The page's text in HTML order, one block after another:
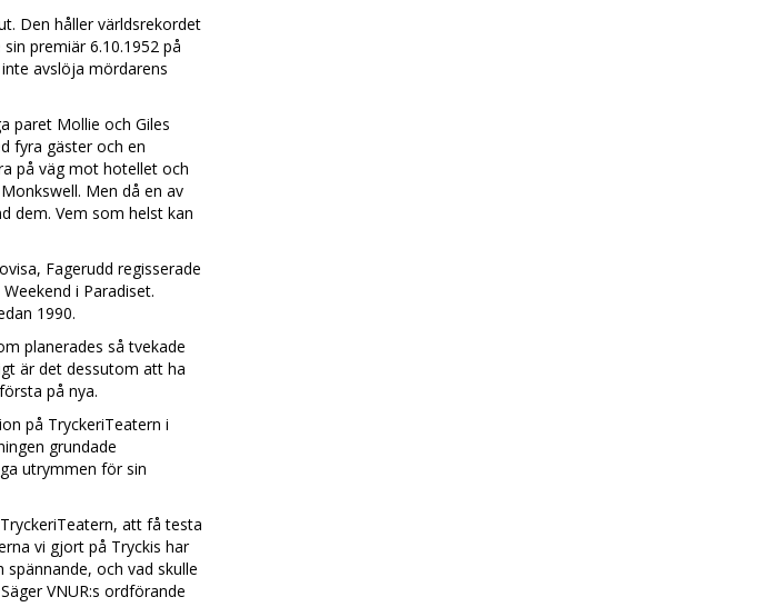
Den håller världsrekordet
premiär 6.10.1952 på
avslöja mördarens
paret Mollie och Giles
fyra gäster och en
på väg mot hotellet och
Men då en av
dem. Vem som helst kan
Fagerudd regisserade
i Paradiset.
1990.
planerades så tvekade
är det dessutom att ha
på nya.
på TryckeriTeatern i
grundade
utrymmen för sin
att få testa
vi gjort på Tryckis har
och vad skulle
VNUR:s ordförande